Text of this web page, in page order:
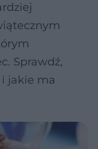
Sprawdź,
jakie ma